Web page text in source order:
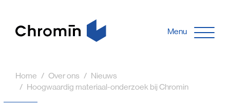
Menu
Home Over ons
Nieuws
Hoogwaardig materiaal-onderzoek bij Chromin